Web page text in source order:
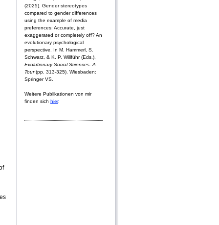
(2025). Gender stereotypes
compared to gender differences
using the example of media
preferences: Accurate, just
exaggerated or completely off? An
evolutionary psychological
perspective. In M. Hammerl, S.
Schwarz, & K. P. Willführ (Eds.),
Evolutionary Social Sciences. A
Tour(pp. 313-325). Wiesbaden:
Springer VS.
Weitere Publikationen von mir
finden sich hier.